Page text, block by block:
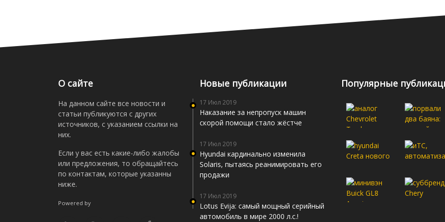
О сайте
На данном сайте все новости и
статьи публикуются с других
источников, с указанием ссылки на
них.
Если у вас есть какие-либо жалобы
или предложения, то обращайтесь
по контактам, которые указанны
ниже.
Powered by
Новые публикации
17 Июл 2019
Наказание за непропуск машин
скорой помощи стало жёстче
17 Июл 2019
Hyundai кардинально изменила
Solaris, пытаясь реанимировать его
продажи
17 Июл 2019
Lotus Evija: самый мощный серийный
автомобиль в мире 2000 л.с.!
Популярные